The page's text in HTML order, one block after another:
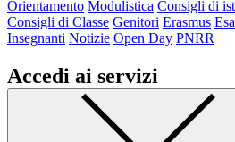
Orientamento Modulistica Consigli di
Consigli di Classe Genitori Erasmus
Insegnanti Notizie Open Day PNRR
Accedi ai servizi